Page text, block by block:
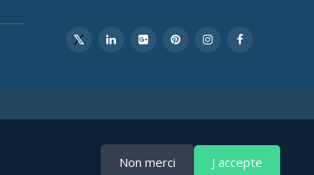
Non merci J accepte